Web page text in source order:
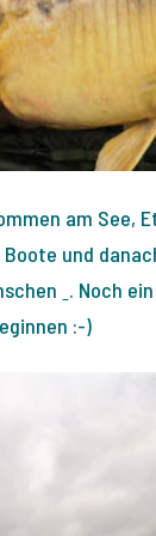
am See,
und
ˍ. Noch
:-)